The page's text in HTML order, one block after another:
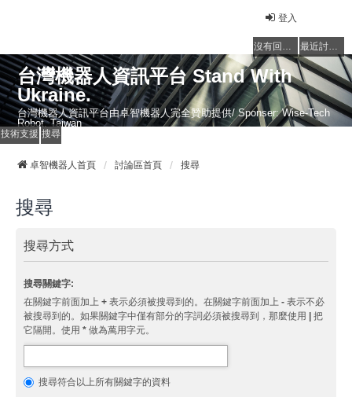
登入
沒有回覆的主題 最近討論的主題
台灣機器人資訊平台 Stand With
Ukraine.
台灣機器人資訊平台由卓智機器人完全贊助提供/ Sponser: Wise-Tech
Robot, Taiwan
技術支援 搜尋
卓智機器人首頁 討論區首頁 搜尋
搜尋
搜尋方式
搜尋關鍵字:
在關鍵字前面加上 + 表示必須被搜尋到的。在關鍵字前面加上 - 表示不必
被搜尋到的。如果關鍵字中僅有部分的字詞必須被搜尋到，那麼使用 | 把
它隔開。使用 * 做為萬用字元。
搜尋符合以上所有關鍵字的資料